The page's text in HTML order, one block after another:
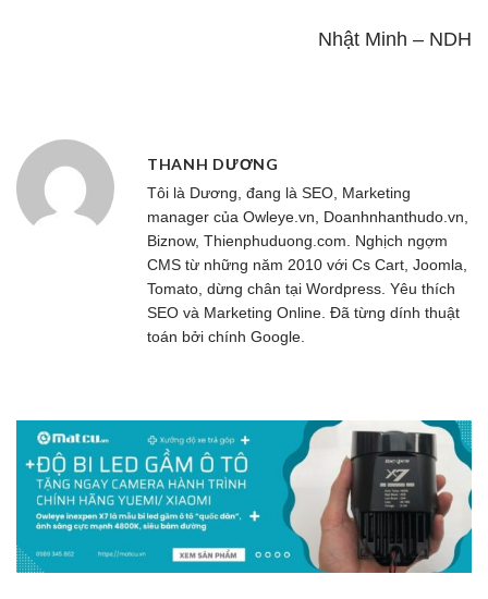
Nhật Minh – NDH
THANH DƯƠNG
Tôi là Dương, đang là SEO, Marketing
manager của Owleye.vn , Doanhnhanthudo.vn,
Biznow, Thienphuduong.com. Nghịch ngợm
CMS từ những năm 2010 với Cs Cart, Joomla,
Tomato, dừng chân tại Wordpress. Yêu thích
SEO và Marketing Online. Đã từng dính thuật
toán bởi chính Google.